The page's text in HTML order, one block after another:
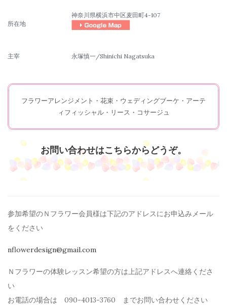
所在地
神奈川県横浜市中区麦田町4-107
主宰 永塚慎一/Shinichi Nagatsuka
フラワーアレンジメント・花束・ウェディングブーケ・アーテ
ィフィッシャル・リース・コサージュ
お問い合わせはこちらからどうぞ。
参加希望のＮフラワー会員様は下記のアドレスにお申込みメール
を ください
nflowerdesign@gmail.com
Ｎフラワーの体験レッスン希望の方は上記アドレスへ連絡くださ
い
お電話の場合は 090-4013-3760 までお問い合わせください